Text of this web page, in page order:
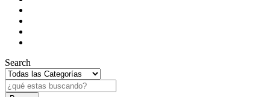
Search